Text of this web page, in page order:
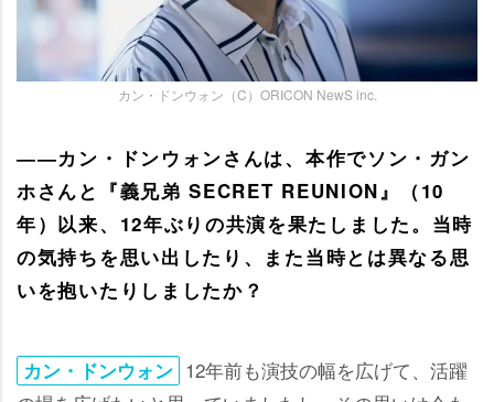
カン・ドンウォン（C）ORICON NewS inc.
――カン・ドンウォンさんは、本作でソン・ガン
ホさんと『義兄弟 SECRET REUNION』（10
年）以来、12年ぶりの共演を果たしました。当時
の気持ちを思い出したり、また当時とは異なる思
いを抱いたりしましたか？
カン・ドンウォン 12年前も演技の幅を広げて、活躍